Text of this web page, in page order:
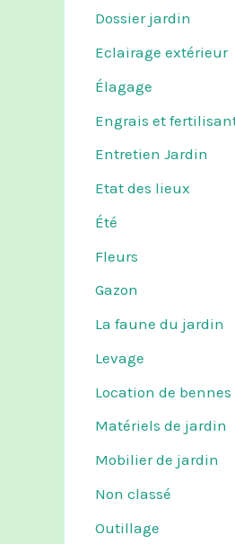
Dossier jardin
Eclairage extérieur
Élagage
Engrais et
Entretien Jardin
Etat des lieux
Été
Fleurs
Gazon
La faune du jardin
Levage
Location de bennes
Matériels de jardin
Mobilier de jardin
Non classé
Outillage